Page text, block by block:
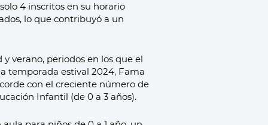
4 inscritos en su horario
lo que contribuyó a un
verano, periodos en los que el
temporada estival 2024, Fama
con el creciente número de
Infantil (de 0 a 3 años).